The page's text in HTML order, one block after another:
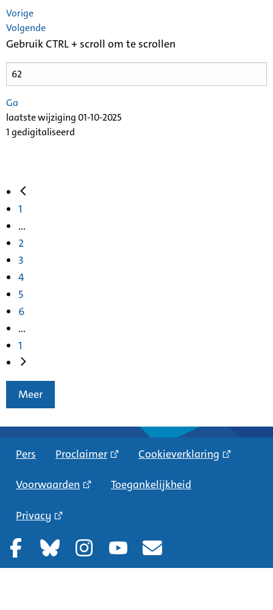
Vorige
Volgende
Gebruik CTRL + scroll om te scrollen
Ga
laatste wijziging 01-10-2025
1 gedigitaliseerd
1
...
2
3
4
5
6
...
1
Meer
Pers Proclaimer Cookieverklaring
Voorwaarden Toegankelijkheid
Privacy